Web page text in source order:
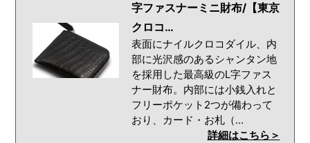
字ファスナーミニ財布/【東京
クロコ…
表面にナイルクロコダイル、内
部に光沢感のあるシャンタン地
を採用した最高級のL字ファス
ナー財布。内部には小銭入れと
フリーポケット2つが備わって
おり、カード・お札（…
詳細はこちら＞